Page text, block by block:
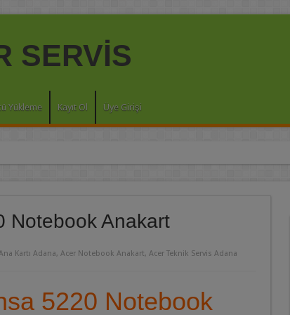
Yükleme Kayıt Ol Üye Girişi
Notebook Anakart
Kartı Adana, Acer Notebook Anakart, Acer Teknik Servis Adana
5220 Notebook